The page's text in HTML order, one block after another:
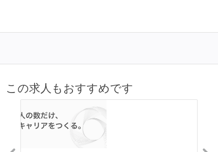
この求人もおすすめです